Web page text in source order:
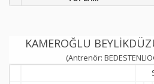
KAMEROĞLU
(Antrenör: